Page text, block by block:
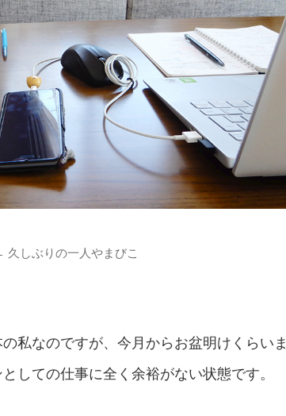
久しぶりの一人やまびこ
私なのですが、今月からお盆明けくらいま
しての仕事に全く余裕がない状態です。